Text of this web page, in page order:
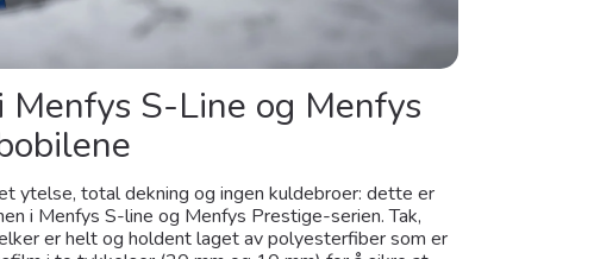
Menfys S-Line og Menfys
ytelse, total dekning og ingen kuldebroer: dette er
i Menfys S-line og Menfys Prestige-serien. Tak,
er helt og holdent laget av polyesterfiber som er